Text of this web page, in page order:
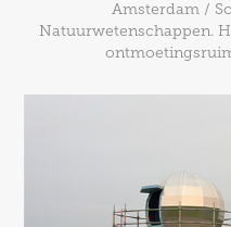
Amsterdam /
Natuurwetenschappen.